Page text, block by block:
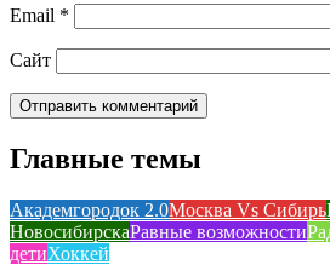
Email *
Сайт
Главные темы
Академгородок 2.0Москва Vs Сибирь
НовосибирскаРавные возможности
детиХоккей